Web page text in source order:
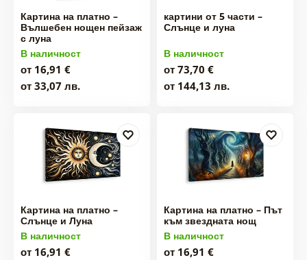
Картина на платно –
Вълшебен нощен пейзаж
с луна
В наличност
от 16,91 €
от 33,07 лв.
картини от 5 части –
Слънце и луна
В наличност
от 73,70 €
от 144,13 лв.
Картина на платно –
Слънце и Луна
В наличност
от 16,91 €
Картина на платно – Път
към звездната нощ
В наличност
от 16,91 €